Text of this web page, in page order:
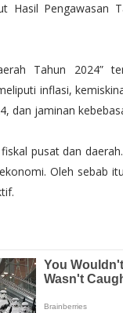
Hasil Pengawasan
Tahun 2024”
inflasi,
dan jaminan
pusat dan
Oleh sebab